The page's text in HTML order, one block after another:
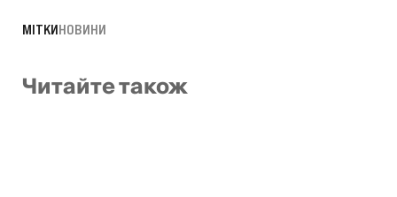
МІТКИНОВИНИ
Читайте також